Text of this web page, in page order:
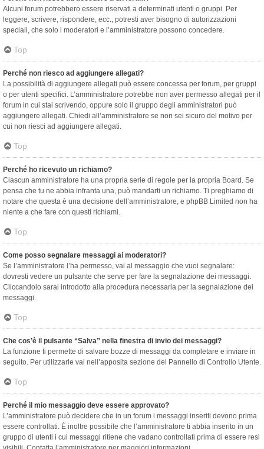
Alcuni forum potrebbero essere riservati a determinati utenti o gruppi. Per
leggere, scrivere, rispondere, ecc., potresti aver bisogno di autorizzazioni
speciali, che solo i moderatori e l’amministratore possono concedere.
Top
Perché non riesco ad aggiungere allegati?
La possibilità di aggiungere allegati può essere concessa per forum, per gruppi
o per utenti specifici. L’amministratore potrebbe non aver permesso allegati per il
forum in cui stai scrivendo, oppure solo il gruppo degli amministratori può
aggiungere allegati. Chiedi all’amministratore se non sei sicuro del motivo per
cui non riesci ad aggiungere allegati.
Top
Perché ho ricevuto un richiamo?
Ciascun amministratore ha una propria serie di regole per la propria Board. Se
pensa che tu ne abbia infranta una, può mandarti un richiamo. Ti preghiamo di
notare che questa è una decisione dell’amministratore, e phpBB Limited non ha
niente a che fare con questi richiami.
Top
Come posso segnalare messaggi ai moderatori?
Se l’amministratore l’ha permesso, vai al messaggio che vuoi segnalare:
dovresti vedere un pulsante che serve per fare la segnalazione dei messaggi.
Cliccandolo sarai introdotto alla procedura necessaria per la segnalazione dei
messaggi.
Top
Che cos’è il pulsante “Salva” nella finestra di invio dei messaggi?
La funzione ti permette di salvare bozze di messaggi da completare e inviare in
seguito. Per utilizzarle vai nell’apposita sezione del Pannello di Controllo Utente.
Top
Perché il mio messaggio deve essere approvato?
L’amministratore può decidere che in un forum i messaggi inseriti devono prima
essere controllati. È inoltre possibile che l’amministratore ti abbia inserito in un
gruppo di utenti i cui messaggi ritiene che vadano controllati prima di essere resi